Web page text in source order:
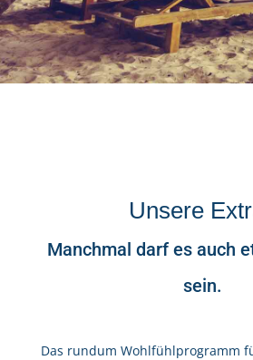
Unsere
Manchmal darf es auch
sein.
Das rundum Wohlfühlprogramm